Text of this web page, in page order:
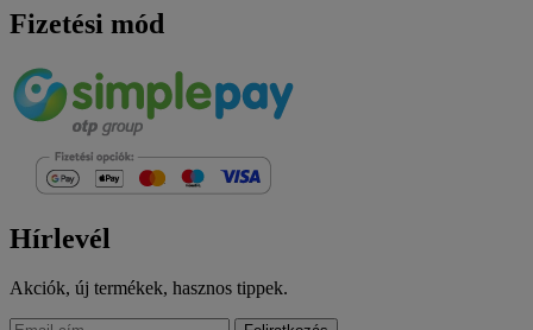
Fizetési mód
Hírlevél
Akciók, új termékek, hasznos tippek.